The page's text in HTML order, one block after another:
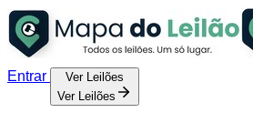
Entrar
Ver Leilões
Ver Leilões